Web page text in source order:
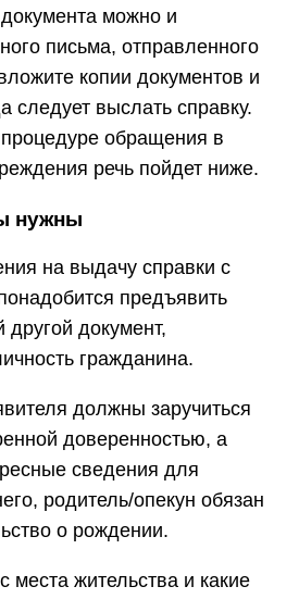
можно и
письма, отправленного
копии документов и
следует выслать справку.
обращения в
речь пойдет ниже.
нужны
на выдачу справки с
предъявить
документ,
гражданина.
должны заручиться
доверенностью, а
сведения для
родитель/опекун обязан
о рождении.
места жительства и какие